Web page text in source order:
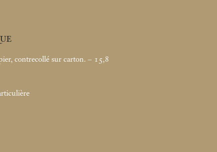
contrecollé sur carton. – 15,8